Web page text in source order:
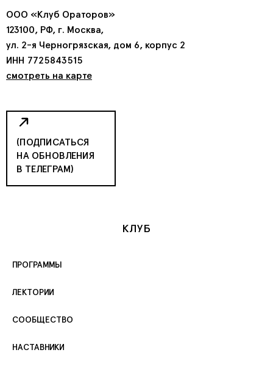
ООО «Клуб Ораторов»
123100, РФ, г. Москва,
ул. 2-я Черногрязская, дом 6, корпус 2
ИНН 7725843515
смотреть на карте
(ПОДПИСАТЬСЯ
НА ОБНОВЛЕНИЯ
В ТЕЛЕГРАМ)
КЛУБ
ПРОГРАММЫ
ЛЕКТОРИИ
СООБЩЕСТВО
НАСТАВНИКИ